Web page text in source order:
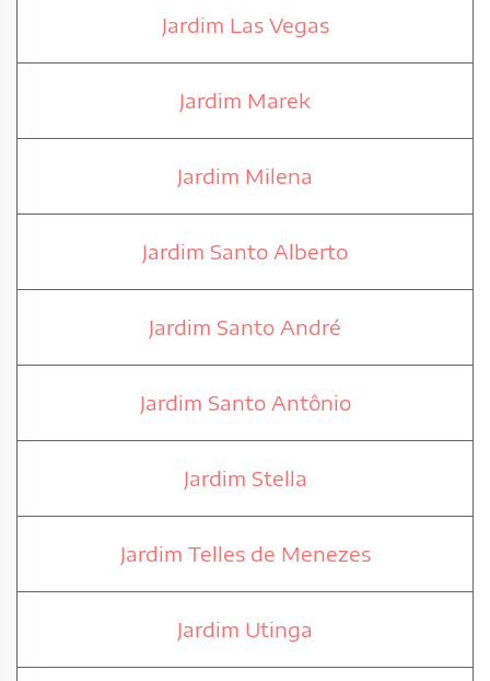
Jardim Las Vegas
Jardim Marek
Jardim Milena
Jardim Santo Alberto
Jardim Santo André
Jardim Santo Antônio
Jardim Stella
Jardim Telles de Menezes
Jardim Utinga